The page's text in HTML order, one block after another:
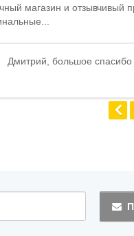
магазин и отзывчивый
Дмитрий, большое спасибо